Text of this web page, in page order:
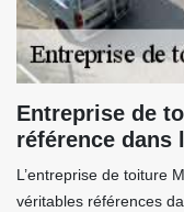
Entreprise de
référence dans
L’entreprise de toiture
véritables références